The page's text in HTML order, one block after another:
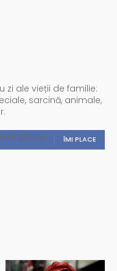
zi ale vieții de familie:
sarcină, animale,
ÎMI PLACE
de